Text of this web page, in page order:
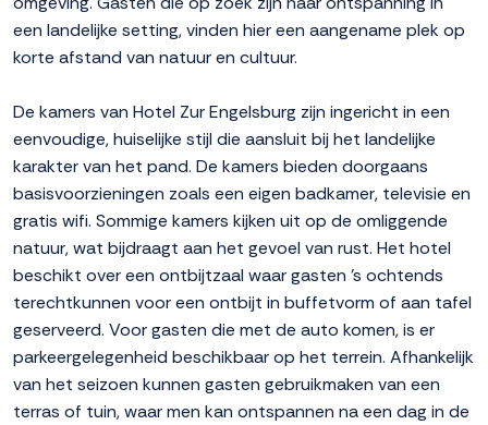
een landelijke setting, vinden hier een aangename plek op
korte afstand van natuur en cultuur.
De kamers van Hotel Zur Engelsburg zijn ingericht in een
eenvoudige, huiselijke stijl die aansluit bij het landelijke
karakter van het pand. De kamers bieden doorgaans
basisvoorzieningen zoals een eigen badkamer, televisie en
gratis wifi. Sommige kamers kijken uit op de omliggende
natuur, wat bijdraagt aan het gevoel van rust. Het hotel
beschikt over een ontbijtzaal waar gasten 's ochtends
terechtkunnen voor een ontbijt in buffetvorm of aan tafel
geserveerd. Voor gasten die met de auto komen, is er
parkeergelegenheid beschikbaar op het terrein. Afhankelijk
van het seizoen kunnen gasten gebruikmaken van een
terras of tuin, waar men kan ontspannen na een dag in de